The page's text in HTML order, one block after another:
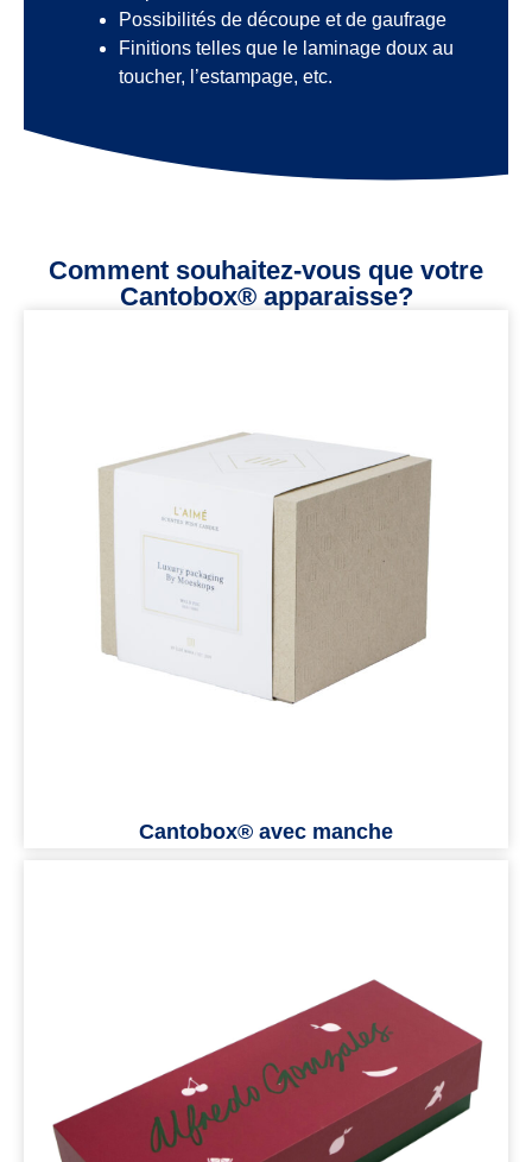
Possibilités de découpe et de gaufrage
Finitions telles que le laminage doux au
toucher, l’estampage, etc.
Comment souhaitez-vous que votre
Cantobox® apparaisse?
Cantobox® avec manche